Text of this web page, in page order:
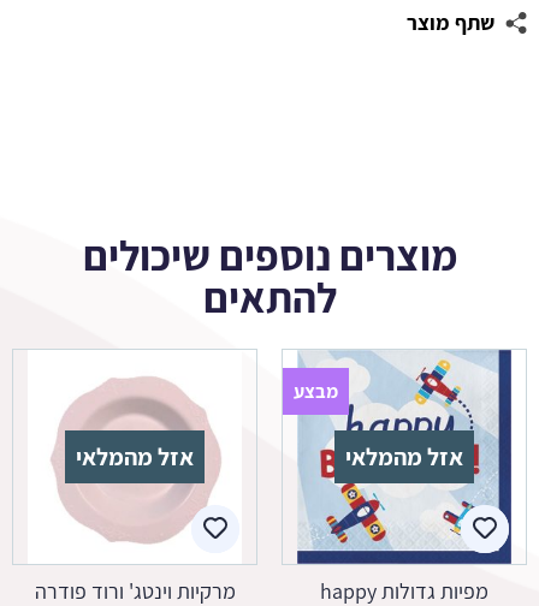
שתף מוצר
מוצרים נוספים שיכולים
להתאים
אזל מהמלאי
מבצע
מפיות גדולות happy
אזל מהמלאי
מרקיות וינטג' ורוד פודרה